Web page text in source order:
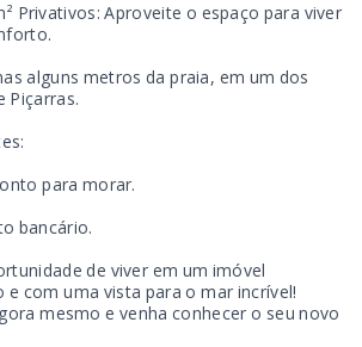
Privativos: Aproveite o espaço para viver
alguns metros da praia, em um dos
Piçarras.
para morar.
bancário.
de viver em um imóvel
com uma vista para o mar incrível!
mesmo e venha conhecer o seu novo